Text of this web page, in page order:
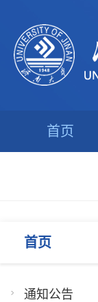
首页
首页
通知公告